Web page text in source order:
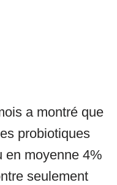
a montré que
probiotiques
en moyenne 4%
seulement